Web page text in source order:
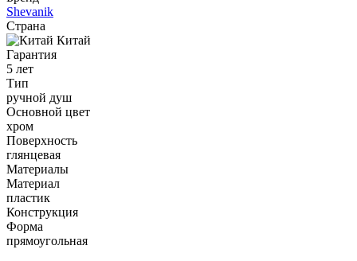
Shevanik
Страна
Китай
Гарантия
5 лет
Тип
ручной душ
Основной цвет
хром
Поверхность
глянцевая
Материалы
Материал
пластик
Конструкция
Форма
прямоугольная